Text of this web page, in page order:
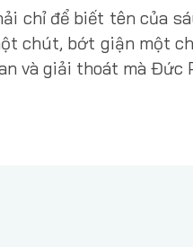
chỉ để biết tên của
chút, bớt giận một
và giải thoát mà Đức